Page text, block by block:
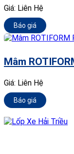
Giá: Liên Hệ
Báo giá
Mâm
Giá: Liên Hệ
Báo giá